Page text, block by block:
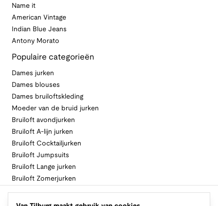
Name it
American Vintage
Indian Blue Jeans
Antony Morato
Populaire categorieën
Dames jurken
Dames blouses
Dames bruiloftskleding
Moeder van de bruid jurken
Bruiloft avondjurken
Bruiloft A-lijn jurken
Bruiloft Cocktailjurken
Bruiloft Jumpsuits
Bruiloft Lange jurken
Bruiloft Zomerjurken